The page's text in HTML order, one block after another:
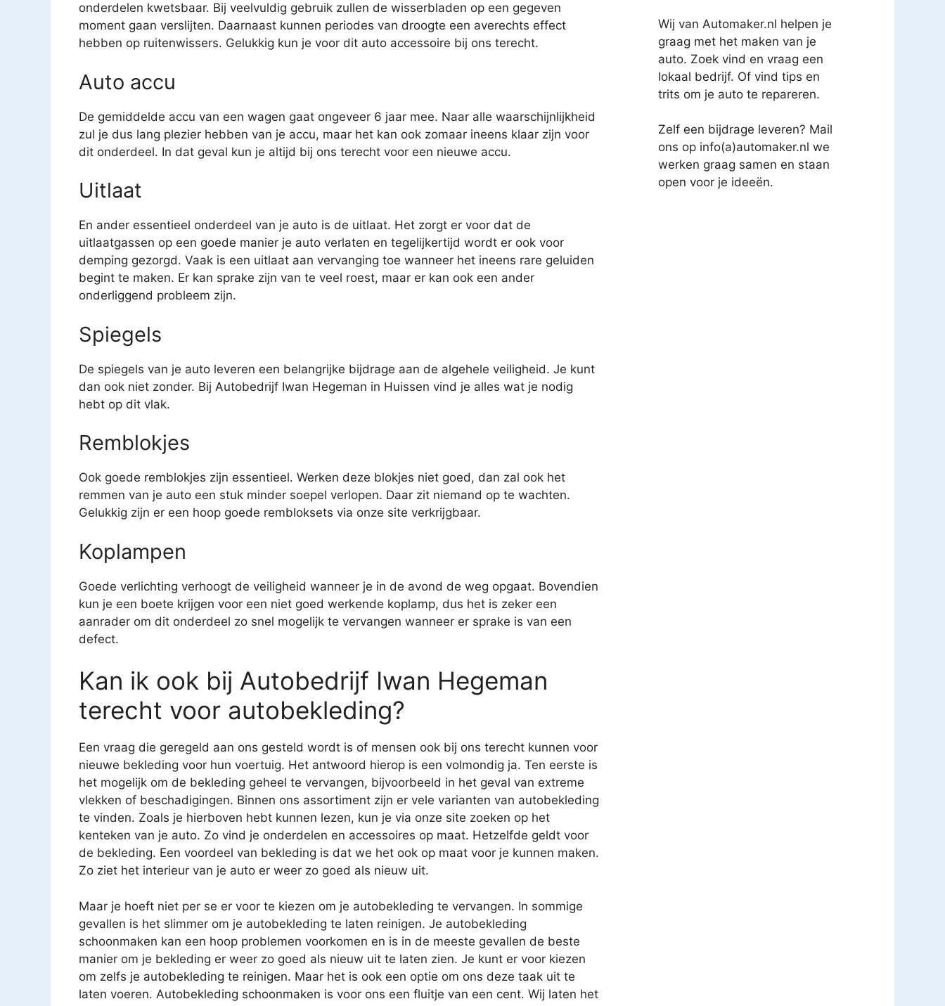
onderdelen kwetsbaar. Bij veelvuldig gebruik zullen de wisserbladen op een gegeven
moment gaan verslijten. Daarnaast kunnen periodes van droogte een averechts effect
hebben op ruitenwissers. Gelukkig kun je voor dit auto accessoire bij ons terecht.
Auto accu
De gemiddelde accu van een wagen gaat ongeveer 6 jaar mee. Naar alle waarschijnlijkheid
zul je dus lang plezier hebben van je accu, maar het kan ook zomaar ineens klaar zijn voor
dit onderdeel. In dat geval kun je altijd bij ons terecht voor een nieuwe accu.
Uitlaat
En ander essentieel onderdeel van je auto is de uitlaat. Het zorgt er voor dat de
uitlaatgassen op een goede manier je auto verlaten en tegelijkertijd wordt er ook voor
demping gezorgd. Vaak is een uitlaat aan vervanging toe wanneer het ineens rare geluiden
begint te maken. Er kan sprake zijn van te veel roest, maar er kan ook een ander
onderliggend probleem zijn.
Spiegels
De spiegels van je auto leveren een belangrijke bijdrage aan de algehele veiligheid. Je kunt
dan ook niet zonder. Bij Autobedrijf Iwan Hegeman in Huissen vind je alles wat je nodig
hebt op dit vlak.
Remblokjes
Ook goede remblokjes zijn essentieel. Werken deze blokjes niet goed, dan zal ook het
remmen van je auto een stuk minder soepel verlopen. Daar zit niemand op te wachten.
Gelukkig zijn er een hoop goede rembloksets via onze site verkrijgbaar.
Koplampen
Goede verlichting verhoogt de veiligheid wanneer je in de avond de weg opgaat. Bovendien
kun je een boete krijgen voor een niet goed werkende koplamp, dus het is zeker een
aanrader om dit onderdeel zo snel mogelijk te vervangen wanneer er sprake is van een
defect.
Kan ik ook bij Autobedrijf Iwan Hegeman
terecht voor autobekleding?
Een vraag die geregeld aan ons gesteld wordt is of mensen ook bij ons terecht kunnen voor
nieuwe bekleding voor hun voertuig. Het antwoord hierop is een volmondig ja. Ten eerste is
het mogelijk om de bekleding geheel te vervangen, bijvoorbeeld in het geval van extreme
vlekken of beschadigingen. Binnen ons assortiment zijn er vele varianten van autobekleding
te vinden. Zoals je hierboven hebt kunnen lezen, kun je via onze site zoeken op het
kenteken van je auto. Zo vind je onderdelen en accessoires op maat. Hetzelfde geldt voor
de bekleding. Een voordeel van bekleding is dat we het ook op maat voor je kunnen maken.
Zo ziet het interieur van je auto er weer zo goed als nieuw uit.
Maar je hoeft niet per se er voor te kiezen om je autobekleding te vervangen. In sommige
gevallen is het slimmer om je autobekleding te laten reinigen. Je autobekleding
schoonmaken kan een hoop problemen voorkomen en is in de meeste gevallen de beste
manier om je bekleding er weer zo goed als nieuw uit te laten zien. Je kunt er voor kiezen
om zelfs je autobekleding te reinigen. Maar het is ook een optie om ons deze taak uit te
laten voeren. Autobekleding schoonmaken is voor ons een fluitje van een cent. Wij laten het
Wij van Automaker.nl helpen je
graag met het maken van je
auto. Zoek vind en vraag een
lokaal bedrijf. Of vind tips en
trits om je auto te repareren.
Zelf een bijdrage leveren? Mail
ons op info(a)automaker.nl we
werken graag samen en staan
open voor je ideeën.